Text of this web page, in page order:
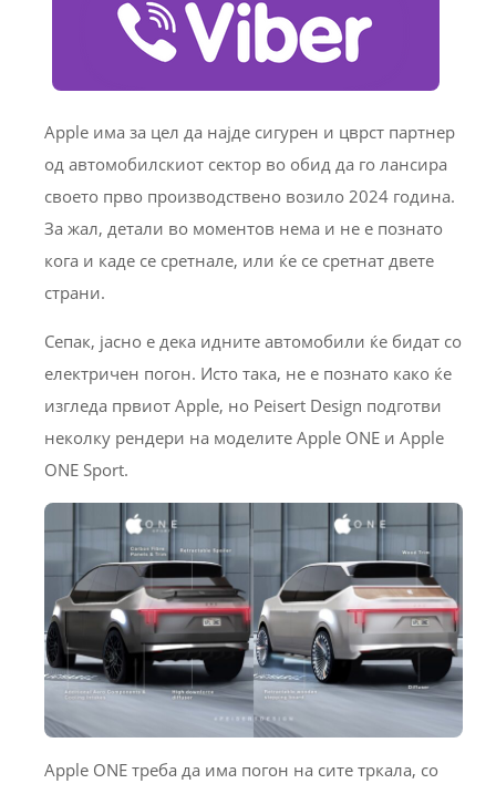
Apple има за цел да најде сигурен и цврст партнер
од автомобилскиот сектор во обид да го лансира
своето прво производствено возило 2024 година.
За жал, детали во моментов нема и не е познато
кога и каде се сретнале, или ќе се сретнат двете
страни.
Сепак, јасно е дека идните автомобили ќе бидат со
електричен погон. Исто така, не е познато како ќе
изгледа првиот Apple, но Peisert Design подготви
неколку рендери на моделите Apple ONE и Apple
ONE Sport.
Apple ONE треба да има погон на сите тркала, со